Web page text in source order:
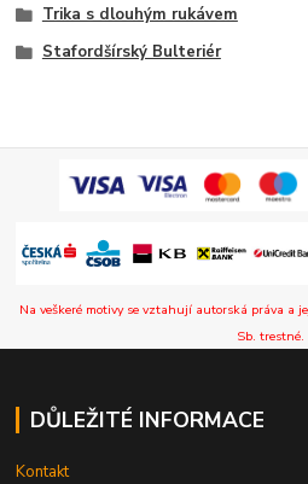
Trika s dlouhým rukávem
Stafordšírský Bulteriér
Na veškeré motivy se vztahují autorská práva a
Sb. trestné.
DŮLEŽITÉ INFORMACE
Kontakt